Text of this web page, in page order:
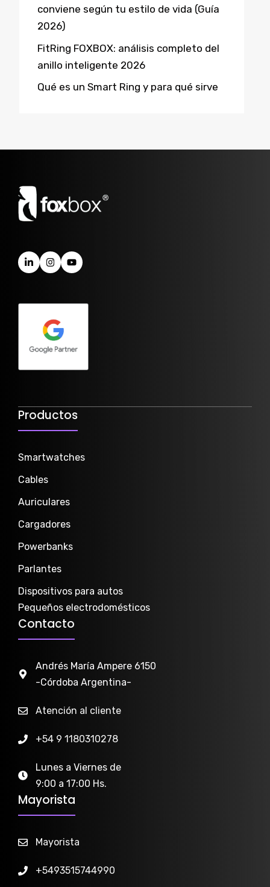
conviene según tu estilo de vida (Guía
2026)
FitRing FOXBOX: análisis completo del
anillo inteligente 2026
Qué es un Smart Ring y para qué sirve
Productos
Smartwatches
Cables
Auriculares
Cargadores
Powerbanks
Parlantes
Dispositivos para autos
Pequeños electrodomésticos
Contacto
Andrés María Ampere 6150
-Córdoba Argentina-
Atención al cliente
+54 9 1180310278
Lunes a Viernes de
9:00 a 17:00 Hs.
Mayorista
Mayorista
+5493515744990